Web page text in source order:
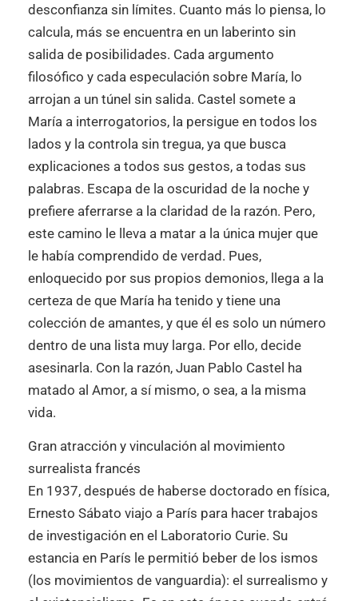
desconfianza sin límites. Cuanto más lo piensa, lo
calcula, más se encuentra en un laberinto sin
salida de posibilidades. Cada argumento
filosófico y cada especulación sobre María, lo
arrojan a un túnel sin salida. Castel somete a
María a interrogatorios, la persigue en todos los
lados y la controla sin tregua, ya que busca
explicaciones a todos sus gestos, a todas sus
palabras. Escapa de la oscuridad de la noche y
prefiere aferrarse a la claridad de la razón. Pero,
este camino le lleva a matar a la única mujer que
le había comprendido de verdad. Pues,
enloquecido por sus propios demonios, llega a la
certeza de que María ha tenido y tiene una
colección de amantes, y que él es solo un número
dentro de una lista muy larga. Por ello, decide
asesinarla. Con la razón, Juan Pablo Castel ha
matado al Amor, a sí mismo, o sea, a la misma
vida.
Gran atracción y vinculación al movimiento
surrealista francés
En 1937, después de haberse doctorado en física,
Ernesto Sábato viajo a París para hacer trabajos
de investigación en el Laboratorio Curie. Su
estancia en París le permitió beber de los ismos
(los movimientos de vanguardia): el surrealismo y